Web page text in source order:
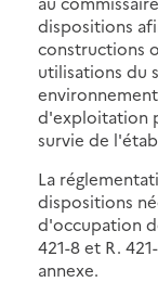
dispositions
constructions
utilisations du
d'exploitation
survie de
La
dispositions
d'occupation
421-8 et R.
annexe.